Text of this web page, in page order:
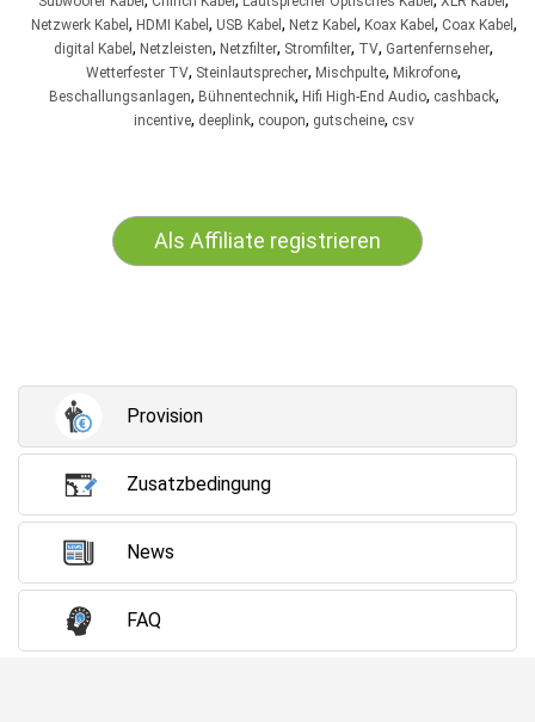
Netzwerk Kabel , HDMI Kabel , USB Kabel , Netz Kabel , Koax Kabel , Coax Kabel ,
digital Kabel , Netzleisten, Netzfilter, Stromfilter, TV, Gartenfernseher,
Wetterfester TV, Steinlautsprecher, Mischpulte, Mikrofone,
Beschallungsanlagen, Bühnentechnik, Hifi High-End Audio, cashback,
incentive, deeplink, coupon, gutscheine, csv
Als Affiliate registrieren
Provision
Zusatzbedingung
News
FAQ